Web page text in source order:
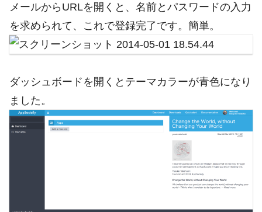
メールからURLを開くと、名前とパスワードの入力
を求められて、これで登録完了です。簡単。
ダッシュボードを開くとテーマカラーが青色になり
ました。